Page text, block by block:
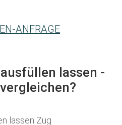
ANFRAGE
lassen -